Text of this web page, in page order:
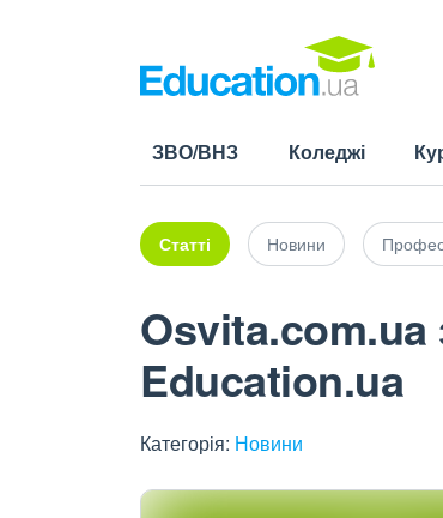
ЗВО/ВНЗ Коледжі
Статті Новини
Osvita.com.ua
Education.ua
Категорія: Новини